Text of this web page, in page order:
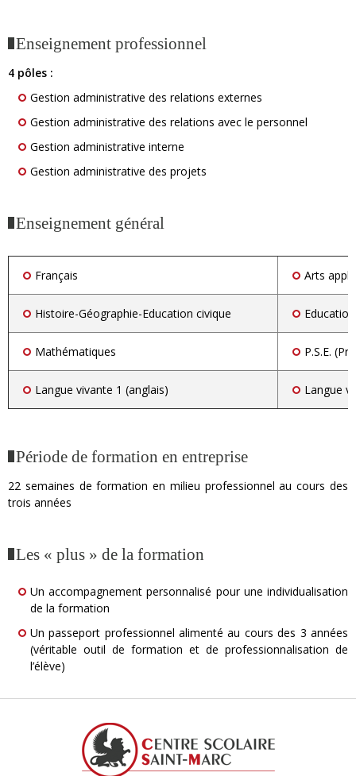
Enseignement professionnel
4 pôles :
Gestion administrative des relations externes
Gestion administrative des relations avec le personnel
Gestion administrative interne
Gestion administrative des projets
Enseignement général
Français Arts
Histoire-Géographie-Education civique
Mathématiques P.S.E.
Langue vivante 1 (anglais) Langue
Période de formation en entreprise
22 semaines de formation en milieu professionnel au cours des
trois années
Les « plus » de la formation
Un accompagnement personnalisé pour une individualisation
de la formation
Un passeport professionnel alimenté au cours des 3 années
(véritable outil de formation et de professionnalisation de
l’élève)